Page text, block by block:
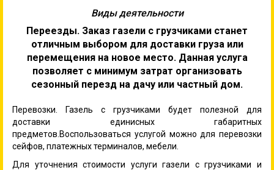
Виды деятельности
Переезды. Заказ газели с грузчиками станет
отличным выбором для доставки груза или
перемещения на новое место. Данная услуга
позволяет с минимум затрат организовать
сезонный перезд на дачу или частный дом.
Перевозки. Газель с грузчиками будет полезной для
доставки единисных габаритных
предметов.Воспользоваться услугой можно для перевозки
сейфов, платежных терминалов, мебели.
Для уточнения стоимости услуги газели с грузчиками и